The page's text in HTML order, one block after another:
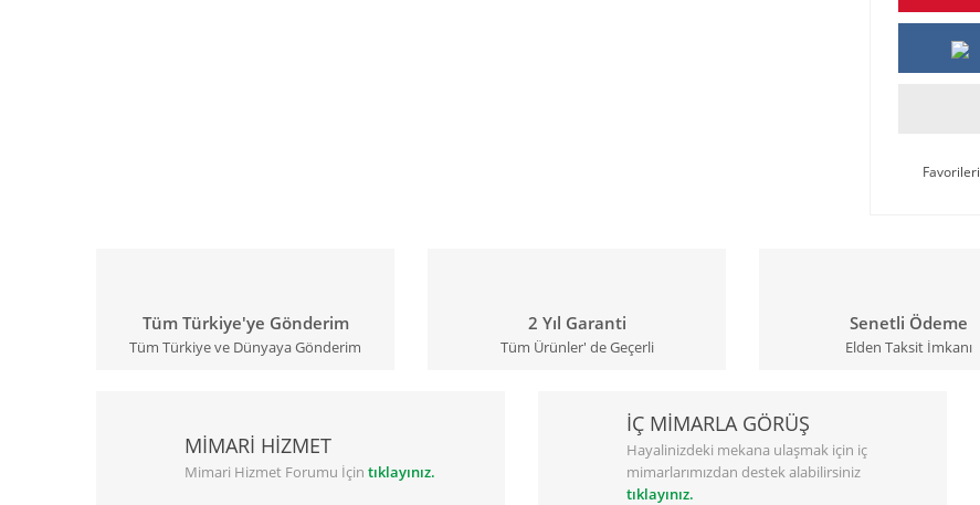
Tüm Türkiye'ye Gönderim
Tüm Türkiye ve Dünyaya Gönderim
2 Yıl Garanti
Tüm Ürünler' de Geçerli
Senetli Ödeme
Elden Taksit İmkanı
MİMARİ HİZMET
Mimari Hizmet Forumu İçin tıklayınız.
İÇ MİMARLA GÖRÜŞ
Hayalinizdeki mekana ulaşmak için iç
mimarlarımızdan destek alabilirsiniz
tıklayınız.